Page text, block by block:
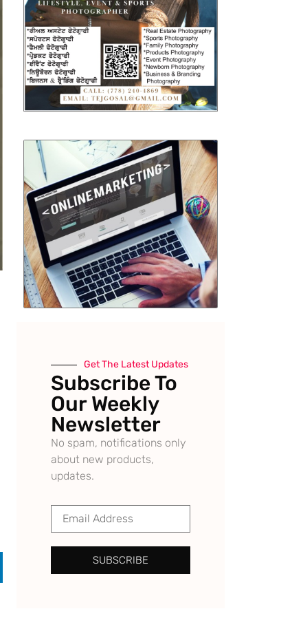
Get The Latest Updates
Subscribe To
Our Weekly
Newsletter
No spam, notifications only
about new products,
updates.
SUBSCRIBE